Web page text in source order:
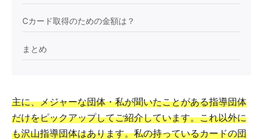
Cカード取得のための金額は？
まとめ
主に、メジャーな団体・私が聞いたことがある指導団体
だけをピックアップしてご紹介しています。これ以外に
も沢山指導団体はあります。私の持っているカードの団